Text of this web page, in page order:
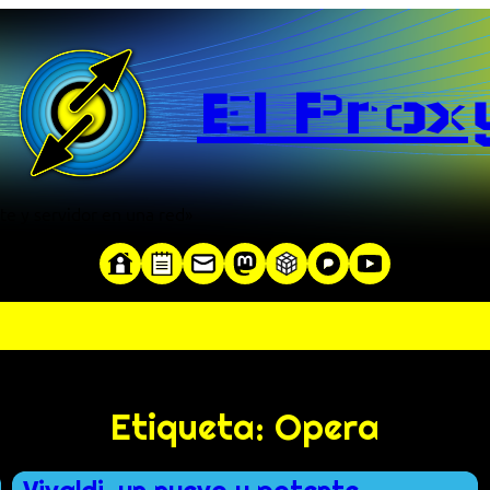
El
Etiqueta: Opera